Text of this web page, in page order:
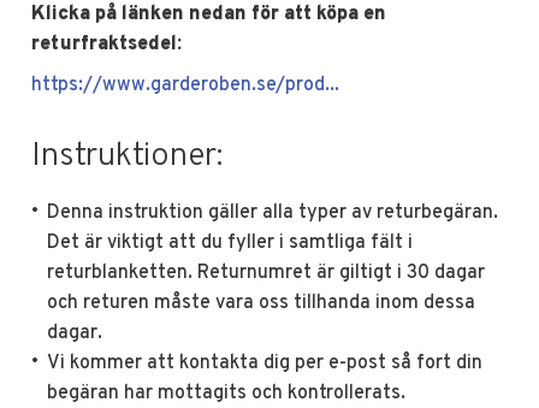
Klicka på länken nedan för att köpa en
returfraktsedel:
https://www.garderoben.se/prod...
Instruktioner:
Denna instruktion gäller alla typer av returbegäran.
Det är viktigt att du fyller i samtliga fält i
returblanketten. Returnumret är giltigt i 30 dagar
och returen måste vara oss tillhanda inom dessa
dagar.
Vi kommer att kontakta dig per e-post så fort din
begäran har mottagits och kontrollerats.